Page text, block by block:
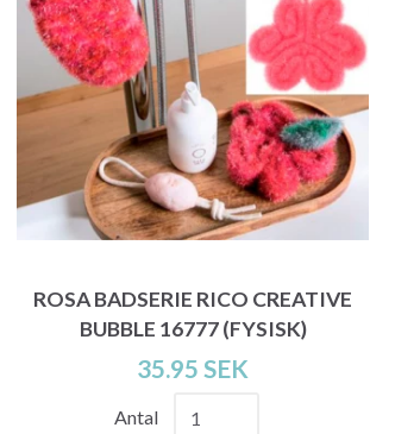
ROSA BADSERIE RICO CREATIVE
BUBBLE 16777 (FYSISK)
35.95 SEK
Antal